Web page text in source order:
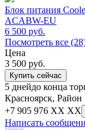
Блок питания
ACABW-EU
6 500 руб.
Посмотреть все
Цена
3 500 руб.
Купить сейчас
5 днейдо конца
Красноярск,
+7 905 976 XX XX
Написать